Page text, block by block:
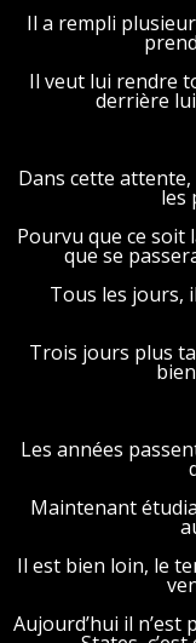
Il a rempli
Il veut lui rendre
derrière
Dans cette attente,
les
Pourvu que ce soit
que se
Tous les jours,
Trois jours plus
Les années
Maintenant
Il est bien loin, le
Aujourd’hui il n’est